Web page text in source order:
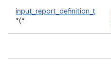
input_report_definition_t
*(*